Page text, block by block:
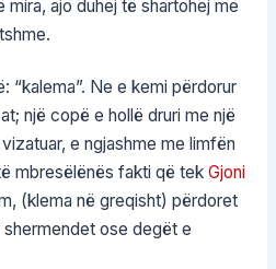
ajo duhej të shartohej me
“kalema”. Ne e kemi përdorur
një copë e hollë druri me një
e ngjashme me limfën
mbresëlënës fakti që tek Gjoni
(klema në greqisht) përdoret
ose degët e